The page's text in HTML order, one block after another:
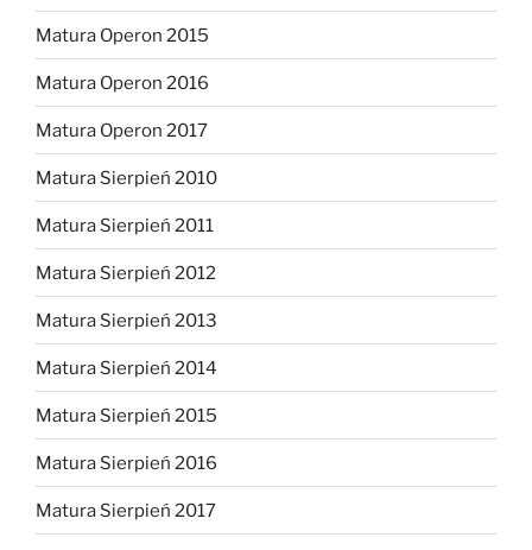
Matura Operon 2015
Matura Operon 2016
Matura Operon 2017
Matura Sierpień 2010
Matura Sierpień 2011
Matura Sierpień 2012
Matura Sierpień 2013
Matura Sierpień 2014
Matura Sierpień 2015
Matura Sierpień 2016
Matura Sierpień 2017